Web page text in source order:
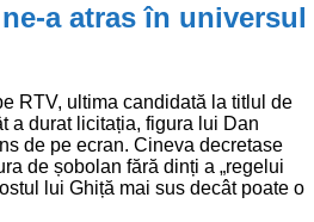
a atras în universul
RTV, ultima candidată la titlul de
a durat licitația, figura lui Dan
de pe ecran. Cineva decretase
de șobolan fără dinți a „regelui
lui Ghiță mai sus decât poate o